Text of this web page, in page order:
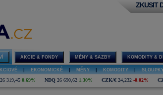
ZKUSIT
AKCIE & FONDY MĚNY & SAZBY KOMODITY &
EKONOMICKÉ MĚNY KOMODITY
26 319,45 0,69% NDQ 26 690,62 1,30% CZK/€ 24,232 -0,02%